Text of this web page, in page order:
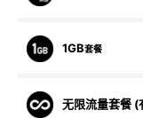
1GB套餐
无限流量套餐 (